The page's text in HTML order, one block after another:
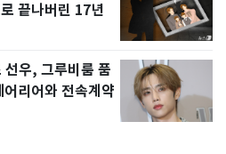
끝나버린 17년
우, 그루비룸 품
리어와 전속계약